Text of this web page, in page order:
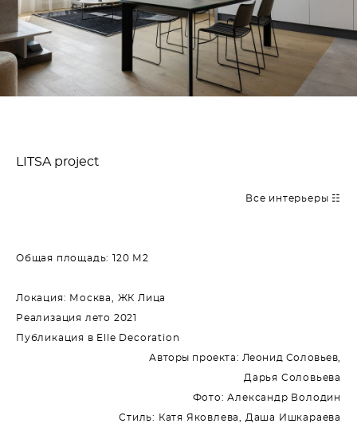
LITSA project
Все интерьеры ☷
Общая площадь: 120 М2
Локация: Москва, ЖК Лица
Реализация лето 2021
Публикация в Elle Decoration
Авторы проекта: Леонид Соловьев,
Дарья Соловьева
Фото: Александр Володин
Стиль: Катя Яковлева, Даша Ишкараева